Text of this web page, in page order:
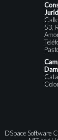
53,
DSpace Software